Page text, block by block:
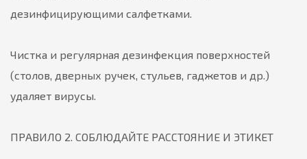
дезинфицирующими салфетками.
Чистка и регулярная дезинфекция поверхностей
(столов, дверных ручек, стульев, гаджетов и др.)
удаляет вирусы.
ПРАВИЛО 2. СОБЛЮДАЙТЕ РАССТОЯНИЕ И ЭТИКЕТ